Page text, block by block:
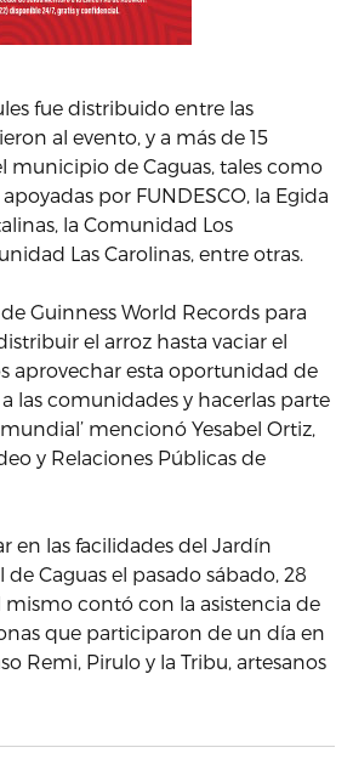
fue distribuido entre las
al evento, y a más de 15
municipio de Caguas, tales como
por FUNDESCO, la Egida
la Comunidad Los
Las Carolinas, entre otras.
Guinness World Records para
el arroz hasta vaciar el
aprovechar esta oportunidad de
las comunidades y hacerlas parte
mencionó Yesabel Ortiz,
y Relaciones Públicas de
en las facilidades del Jardín
Caguas el pasado sábado, 28
mismo contó con la asistencia de
que participaron de un día en
Remi, Pirulo y la Tribu, artesanos